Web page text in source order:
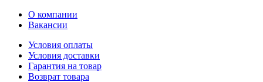
О компании
Вакансии
Условия оплаты
Условия доставки
Гарантия на товар
Возврат товара